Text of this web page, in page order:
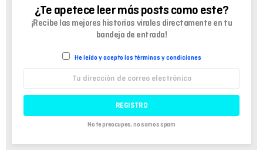
NEWSLETTER
¿Te apetece leer más posts como este?
¡Recibe las mejores historias virales directamente en tu
bandeja de entrada!
He leído y acepto los términos y condiciones
correo
No te preocupes, no somos spam